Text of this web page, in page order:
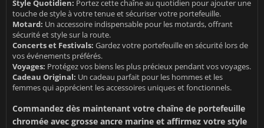
Style Quotidien: Portez cette chaîne au quotidien pour ajouter une
touche de style à votre tenue et sécuriser votre portefeuille.
Motard: Un accessoire indispensable pour les motards, offrant
sécurité et style sur la route.
Concerts et Festivals: Gardez votre portefeuille en sécurité lors de
vos événements préférés.
Voyages: Protégez vos biens les plus précieux pendant vos voyages.
Cadeau Original: Un cadeau parfait pour les hommes et les
femmes qui apprécient les accessoires uniques et fonctionnels.
Commandez dès maintenant votre chaîne de portefeuille
chromée avec grosse ancre marine et affirmez votre style